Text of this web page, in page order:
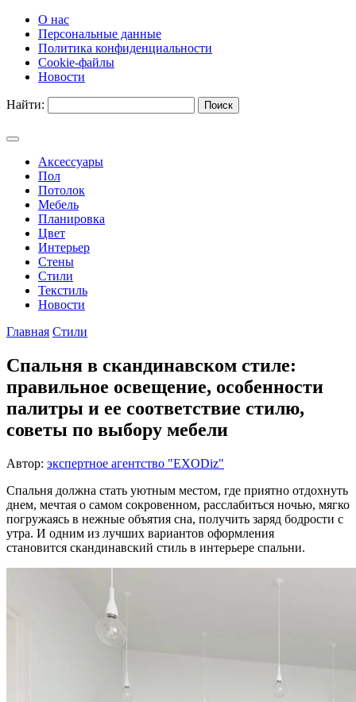
О нас
Персональные данные
Политика конфиденциальности
Cookie-файлы
Новости
Найти:
Аксессуары
Пол
Потолок
Мебель
Планировка
Цвет
Интерьер
Стены
Стили
Текстиль
Новости
Главная Стили
Спальня в скандинавском стиле:
правильное освещение, особенности
палитры и ее соответствие стилю,
советы по выбору мебели
Автор: экспертное агентство "EXODiz"
Спальня должна стать уютным местом, где приятно отдохнуть
днем, мечтая о самом сокровенном, расслабиться ночью, мягко
погружаясь в нежные объятия сна, получить заряд бодрости с
утра. И одним из лучших вариантов оформления
становится скандинавский стиль в интерьере спальни.